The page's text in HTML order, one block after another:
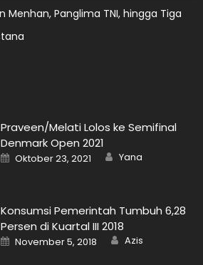
Menhan, Panglima TNI, hingga Tiga
Praveen/Melati Lolos ke Semifinal
Denmark Open 2021
Posted
on
Oktober 23, 2021 Author
Yana
Konsumsi Pemerintah Tumbuh 6,28
Persen di Kuartal III 2018
Posted
on
November 5, 2018 Author
Azis